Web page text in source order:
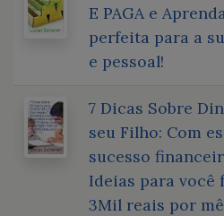
E PAGA e
perfeita para a
e pessoal!
7 Dicas Sobre
seu Filho: Com
sucesso
Ideias para você
3Mil reais por